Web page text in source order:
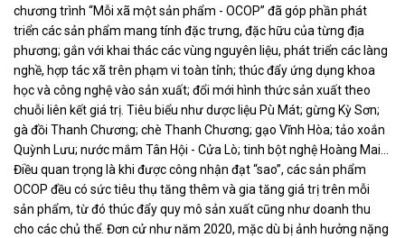
chương trình “Mỗi xã một sản phẩm - OCOP” đã góp phần phát
triển các sản phẩm mang tính đặc trưng, đặc hữu của từng địa
phương; gắn với khai thác các vùng nguyên liệu, phát triển các làng
nghề, hợp tác xã trên phạm vi toàn tỉnh; thúc đẩy ứng dụng khoa
học và công nghệ vào sản xuất; đổi mới hình thức sản xuất theo
chuỗi liên kết giá trị. Tiêu biểu như dược liệu Pù Mát; gừng Kỳ Sơn;
gà đồi Thanh Chương; chè Thanh Chương; gạo Vĩnh Hòa; tảo xoắn
Quỳnh Lưu; nước mắm Tân Hội - Cửa Lò; tinh bột nghệ Hoàng Mai…
Điều quan trọng là khi được công nhận đạt “sao”, các sản phẩm
OCOP đều có sức tiêu thụ tăng thêm và gia tăng giá trị trên mỗi
sản phẩm, từ đó thúc đẩy quy mô sản xuất cũng như doanh thu
cho các chủ thể. Đơn cử như năm 2020, mặc dù bị ảnh hưởng nặng